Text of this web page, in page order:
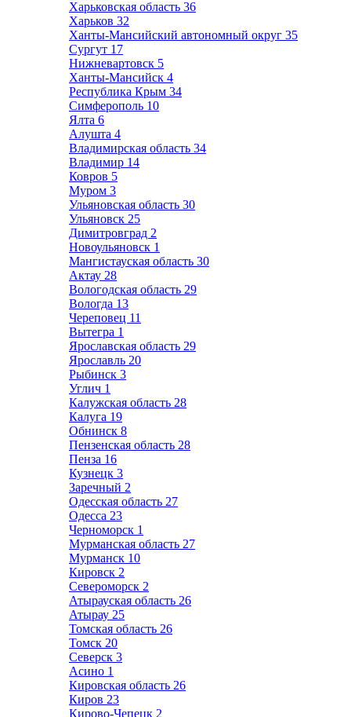
Харьковская область 36
Харьков 32
Ханты-Мансийский автономный округ 35
Сургут 17
Нижневартовск 5
Ханты-Мансийск 4
Республика Крым 34
Симферополь 10
Ялта 6
Алушта 4
Владимирская область 34
Владимир 14
Ковров 5
Муром 3
Ульяновская область 30
Ульяновск 25
Димитровград 2
Новоульяновск 1
Мангистауская область 30
Актау 28
Вологодская область 29
Вологда 13
Череповец 11
Вытегра 1
Ярославская область 29
Ярославль 20
Рыбинск 3
Углич 1
Калужская область 28
Калуга 19
Обнинск 8
Пензенская область 28
Пенза 16
Кузнецк 3
Заречный 2
Одесская область 27
Одесса 23
Черноморск 1
Мурманская область 27
Мурманск 10
Кировск 2
Североморск 2
Атырауская область 26
Атырау 25
Томская область 26
Томск 20
Северск 3
Асино 1
Кировская область 26
Киров 23
Кирово-Чепецк 2